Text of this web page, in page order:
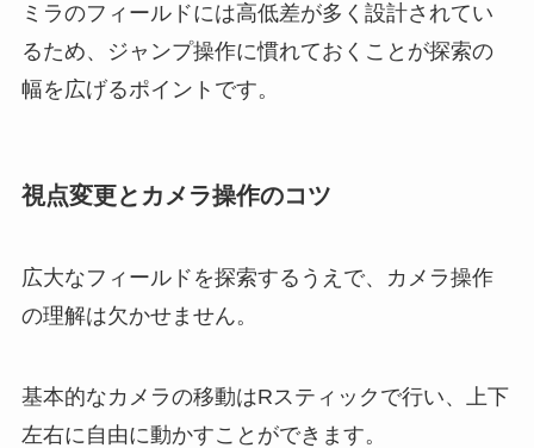
ミラのフィールドには高低差が多く設計されてい
るため、ジャンプ操作に慣れておくことが探索の
幅を広げるポイントです。
視点変更とカメラ操作のコツ
広大なフィールドを探索するうえで、カメラ操作
の理解は欠かせません。
基本的なカメラの移動はRスティックで行い、上下
左右に自由に動かすことができます。